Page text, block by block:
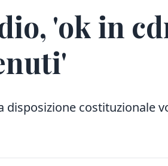
'ok in
disposizione costituzionale